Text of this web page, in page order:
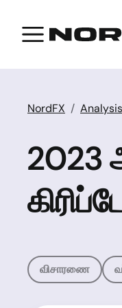
NordFX Analysis
2023
விசாரணை